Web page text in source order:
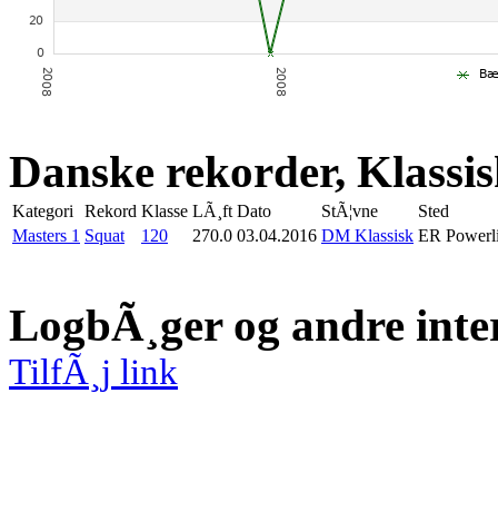
Danske rekorder,
Kategori Rekord Klasse LÃ¸ft Dato StÃ¦vne
Sted
Masters 1 Squat 120 270.0 03.04.2016 DM Klassisk ER
LogbÃ¸ger og andre
TilfÃ¸j link